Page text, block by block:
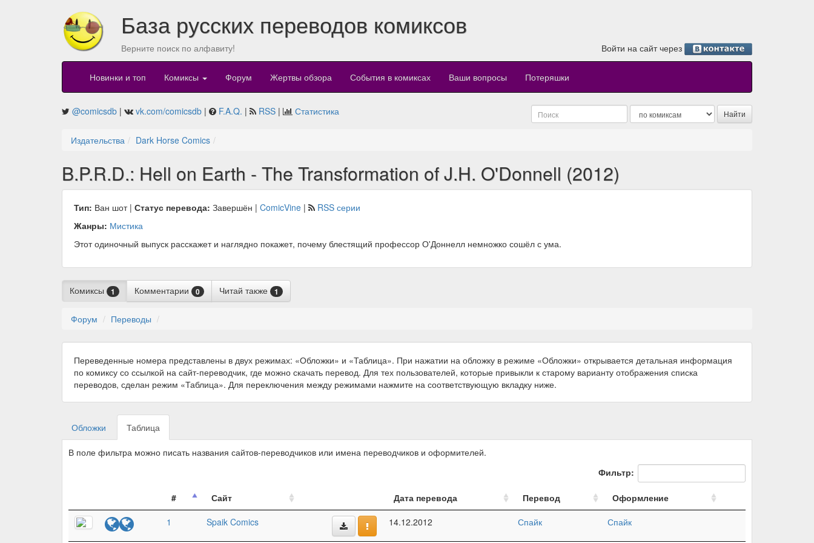
База русских переводов комиксов
Верните поиск по алфавиту! Войти на сайт через
Новинки и топ Комиксы Форум Жертвы обзора События в комиксах Ваши вопросы Потеряшки
@comicsdb | vk.com/comicsdb | F.A.Q. | RSS | Статистика
Издательства Dark Horse Comics
B.P.R.D.: Hell on Earth - The Transformation of J.H. O'Donnell (2012)
Тип: Ван шот | Статус перевода: Завершён | ComicVine |
RSS серии
Жанры: Мистика
Этот одиночный выпуск расскажет и наглядно покажет, почему блестящий профессор О'Доннелл немножко сошёл с ума.
Комиксы 1 Комментарии 0 Читай также 1
Форум Переводы
Переведенные номера представлены в двух режимах: «Обложки» и «Таблица». При нажатии на обложку в режиме «Обложки» открывается детальная информация
по комиксу со ссылкой на сайт-переводчик, где можно скачать перевод. Для тех пользователей, которые привыкли к старому варианту отображения списка
переводов, сделан режим «Таблица». Для переключения между режимами нажмите на соответствующую вкладку ниже.
Обложки Таблица
В поле фильтра можно писать названия сайтов-переводчиков или имена переводчиков и оформителей.
Фильтр:
# Сайт Дата перевода Перевод
Оформление
1
Spaik Comics 14.12.2012 Спайк Спайк